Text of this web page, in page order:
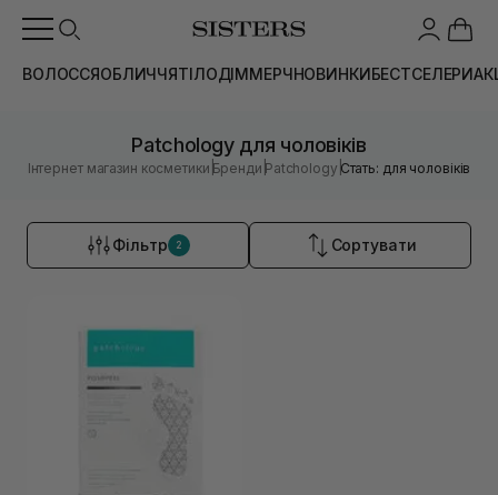
ВОЛОССЯОБЛИЧЧЯТІЛОДІММЕРЧНОВИНКИБЕСТСЕЛЕРИ
Patchology для чоловіків
Інтернет магазин косметики |Бренди |Patchology |Стать: для чоловіків
Фільтр 2 Сортувати